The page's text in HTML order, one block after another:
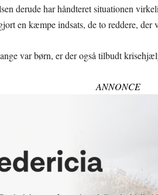
derude har håndteret situationen
en kæmpe indsats, de to reddere, der
var børn, er der også tilbudt
ANNONCE